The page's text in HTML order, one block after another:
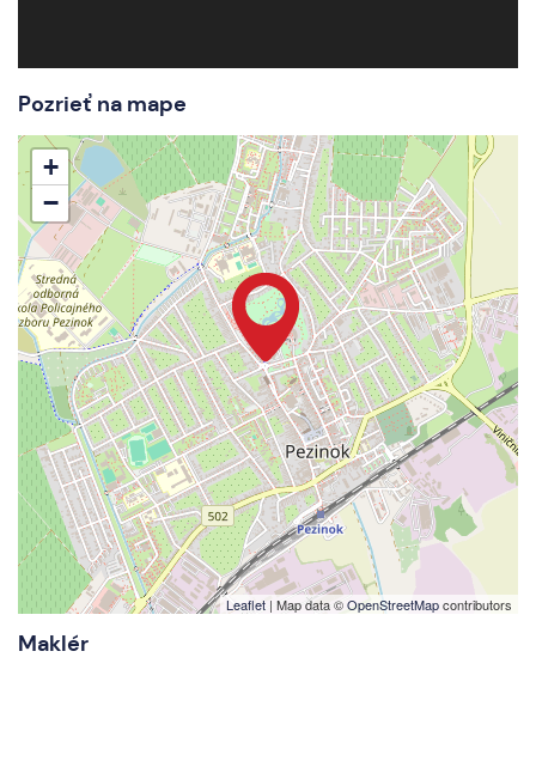
Pozrieť na mape
+
−
Leaflet | Map data ©OpenStreetMapcontributors
Maklér